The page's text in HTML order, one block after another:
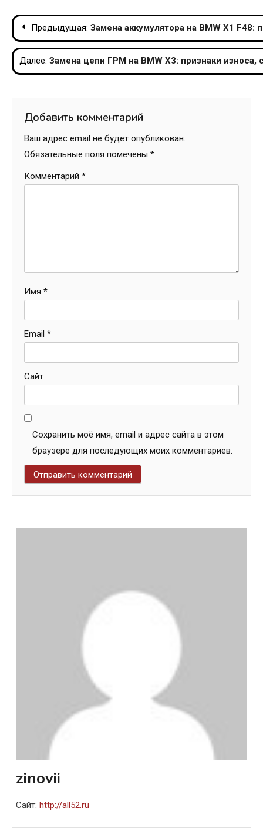
Навигация
по
записям
Предыдущая: Замена аккумулятора на BMW X1 F48:
Далее: Замена цепи ГРМ на BMW X3: признаки
Добавить комментарий
Ваш адрес email не будет опубликован.
Обязательные поля помечены *
Комментарий *
Имя *
Email *
Сайт
Сохранить моё имя, email и адрес сайта в этом
браузере для последующих моих комментариев.
zinovii
Сайт: http://all52.ru